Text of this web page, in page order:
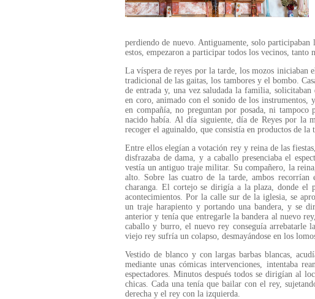
perdiendo de nuevo. Antiguamente, solo
estos, empezaron a participar todos los vecinos, tanto
La víspera de reyes por la tarde, los mozos iniciaban
tradicional de las gaitas, los tambores y el bombo.
de entrada y, una vez saludada la familia,
en coro, animado con el sonido de los instrumentos,
en compañía, no preguntan por posada, ni
nacido había. Al día siguiente, día de Reyes por la
recoger el aguinaldo, que consistía en productos de la
Entre ellos elegían a votación rey y reina de las
disfrazaba de dama, y a caballo presenciaba el
vestía un antiguo traje militar. Su compañero, la
alto. Sobre las cuatro de la tarde, ambos
charanga. El cortejo se dirigía a la plaza, donde el
acontecimientos. Por la calle sur de la iglesia, se
un traje harapiento y portando una bandera, y se
anterior y tenía que entregarle la bandera al nuevo
caballo y burro, el nuevo rey conseguía arrebatarle
viejo rey sufría un colapso, desmayándose en los
Vestido de blanco y con largas barbas blancas,
mediante unas cómicas intervenciones, intentaba
espectadores. Minutos después todos se dirigían al
chicas. Cada una tenía que bailar con el rey,
derecha y el rey con la izquierda.